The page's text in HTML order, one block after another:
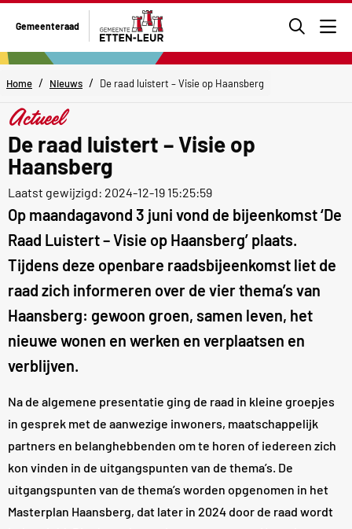
Gemeenteraad
naar
de
Home / Nieuws / De raad luistert – Visie op Haansberg
Actueel
De raad luistert – Visie op
Haansberg
Laatst gewijzigd: 2024-12-19 15:25:59
Op maandagavond 3 juni vond de bijeenkomst ‘De
Raad Luistert – Visie op Haansberg’ plaats.
Tijdens deze openbare raadsbijeenkomst liet de
raad zich informeren over de vier thema’s van
Haansberg: gewoon groen, samen leven, het
nieuwe wonen en werken en verplaatsen en
verblijven.
Na de algemene presentatie ging de raad in kleine groepjes
in gesprek met de aanwezige inwoners, maatschappelijk
partners en belanghebbenden om te horen of iedereen zich
kon vinden in de uitgangspunten van de thema’s. De
uitgangspunten van de thema’s worden opgenomen in het
Masterplan Haansberg, dat later in 2024 door de raad wordt